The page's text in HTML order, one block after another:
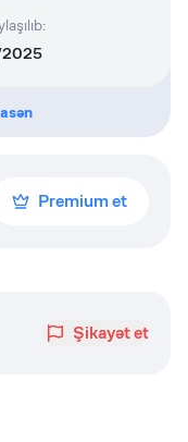
:
Premium et
Şikayət et